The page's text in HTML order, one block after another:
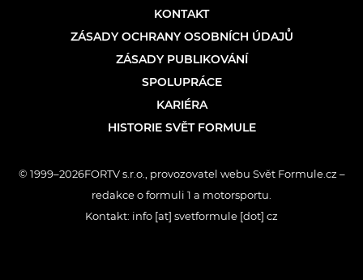
KONTAKT
ZÁSADY OCHRANY OSOBNÍCH ÚDAJŮ
ZÁSADY PUBLIKOVÁNÍ
SPOLUPRÁCE
KARIÉRA
HISTORIE SVĚT FORMULE
© 1999–2026FORTV s.r.o., provozovatel webu Svět Formule.cz –
redakce o formuli 1 a motorsportu.
Kontakt: info [at] svetformule [dot] cz